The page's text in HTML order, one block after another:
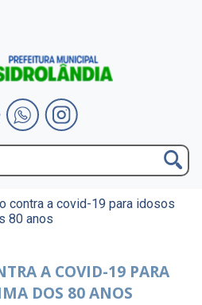
contra a covid-19 para idosos
80 anos
A COVID-19 PARA
DOS 80 ANOS